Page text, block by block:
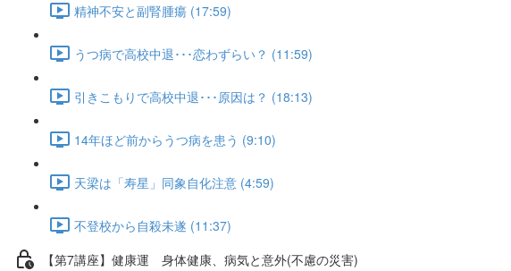
精神不安と副腎腫瘍 (17:59)
うつ病で高校中退･･･恋わずらい？ (11:59)
引きこもりで高校中退･･･原因は？ (18:13)
14年ほど前からうつ病を患う (9:10)
天梁は「寿星」同象自化注意 (4:59)
不登校から自殺未遂 (11:37)
【第7講座】健康運 身体健康、病気と意外(不慮の災害)